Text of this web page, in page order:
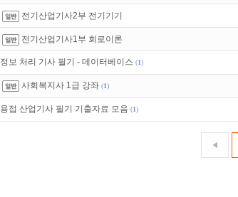
전기산업기사2부 전기기기
전기산업기사1부 회로이론
정보 처리 기사 필기 - 데이터베이스 (1)
사회복지사 1급 강좌 (1)
용접 산업기사 필기 기출자료 모음 (1)